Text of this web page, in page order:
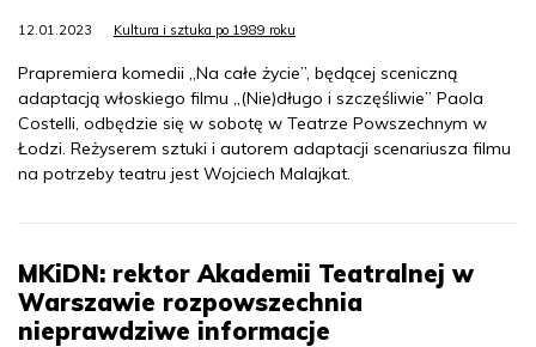
12.01.2023 Kultura i sztuka po 1989 roku
Prapremiera komedii „Na całe życie”, będącej sceniczną
adaptacją włoskiego filmu „(Nie)długo i szczęśliwie” Paola
Costelli, odbędzie się w sobotę w Teatrze Powszechnym w
Łodzi. Reżyserem sztuki i autorem adaptacji scenariusza filmu
na potrzeby teatru jest Wojciech Malajkat.
MKiDN: rektor Akademii Teatralnej w
Warszawie rozpowszechnia
nieprawdziwe informacje